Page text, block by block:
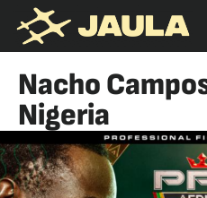
Nacho
Nigeria